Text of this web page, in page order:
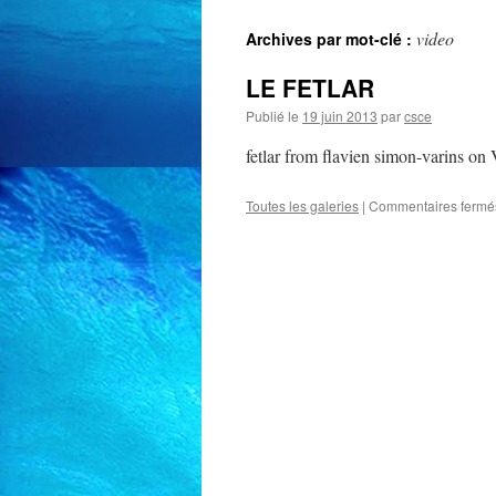
Archives par mot-clé : video
LE FETLAR
Publié le 19 juin 2013 parcsce
fetlar from flavien simon-varins on
Toutes les galeries | Commentaires